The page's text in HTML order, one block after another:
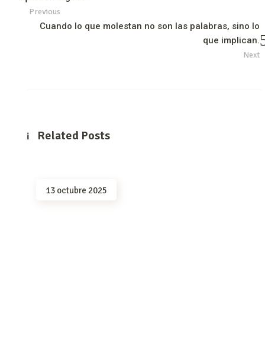
Previous
Cuando lo que molestan no son las palabras, sino lo
que implican.
Next
Related Posts
13 octubre 2025